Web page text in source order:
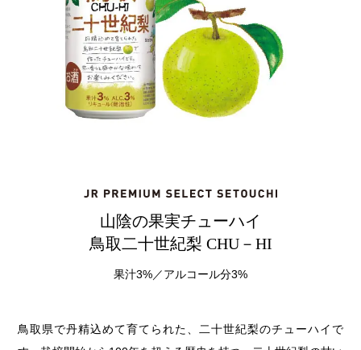
山陰の果実チューハイ
鳥取二十世紀梨 CHU－HI
果汁3%／アルコール分3%
鳥取県で丹精込めて育てられた、二十世紀梨のチューハイで